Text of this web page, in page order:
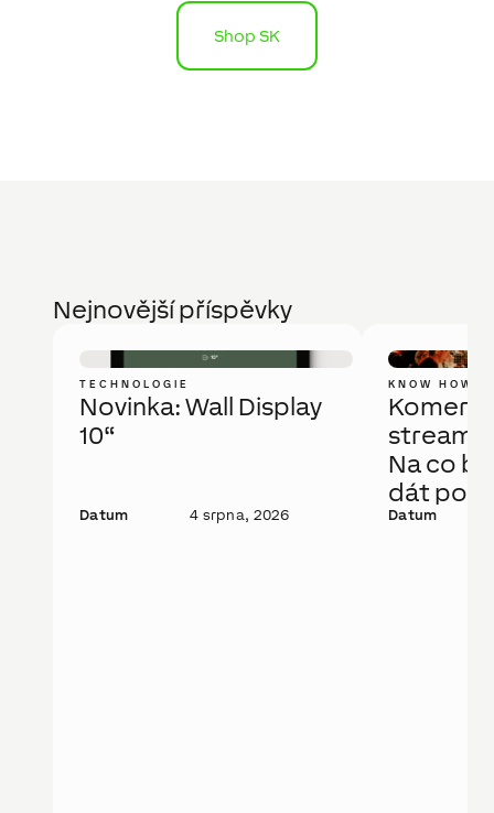
Shop SK
Nejnovější příspěvky
TECHNOLOGIE
Novinka: Wall Display
10“
Datum 4 srpna, 2026
KNOW HOW
Na co
dát
Datum